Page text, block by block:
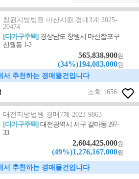
창원지방법원 마산지원 경매3계 2025-
20474
[다가구주택] 경상남도 창원시 마산합포구
신월동 1-2
565,838,900원
(34%)194,083,000원
서 추천하는 경매물건입니다
조회 1656
대전지방법원 경매7계 2023-9863
[다가구주택]대전광역시 서구 갈마동 297-
33
2,604,425,000원
(49%)1,276,167,000원
서 추천하는 경매물건입니다